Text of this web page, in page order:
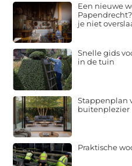
Een nieuwe
je niet
Snelle gids
in de tuin
Stappenplan
buitenplezier
Praktische